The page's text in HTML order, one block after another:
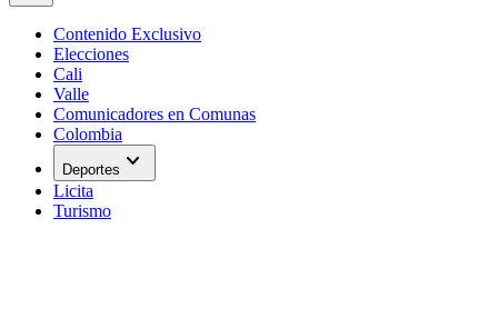
Contenido Exclusivo
Elecciones
Cali
Valle
Comunicadores en Comunas
Colombia
Deportes expand_more
Licita
Turismo